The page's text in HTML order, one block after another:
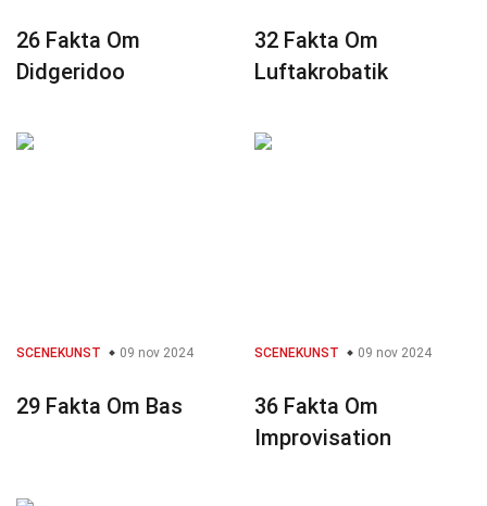
26 Fakta Om
Didgeridoo
32 Fakta Om
Luftakrobatik
SCENEKUNST 09 nov 2024
29 Fakta Om Bas
SCENEKUNST 09 nov 2024
36 Fakta Om
Improvisation